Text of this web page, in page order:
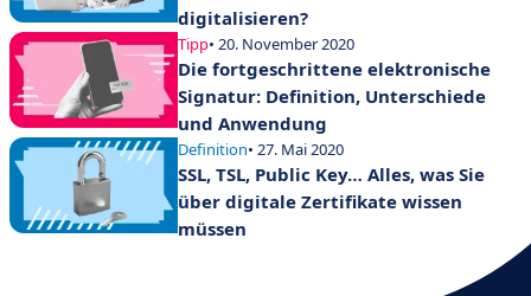
digitalisieren?
Tipp• 20. November 2020
Die fortgeschrittene elektronische
Signatur: Definition, Unterschiede
und Anwendung
Definition• 27. Mai 2020
SSL, TSL, Public Key… Alles, was Sie
über digitale Zertifikate wissen
müssen